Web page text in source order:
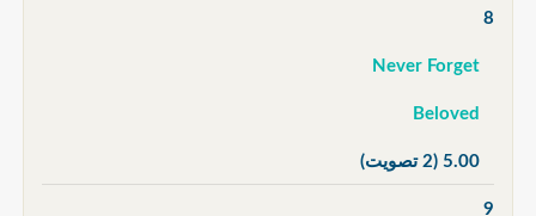
8
Never Forget
Beloved
5.00 (2 تصويت)
9